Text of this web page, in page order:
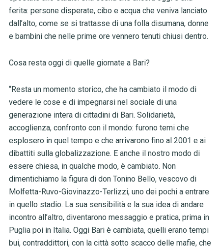
ferita: persone disperate, cibo e acqua che veniva lanciato
dall’alto, come se si trattasse di una folla disumana, donne
e bambini che nelle prime ore vennero tenuti chiusi dentro.
Cosa resta oggi di quelle giornate a Bari?
“Resta un momento storico, che ha cambiato il modo di
vedere le cose e di impegnarsi nel sociale di una
generazione intera di cittadini di Bari. Solidarietà,
accoglienza, confronto con il mondo: furono temi che
esplosero in quel tempo e che arrivarono fino al 2001 e ai
dibattiti sulla globalizzazione. E anche il nostro modo di
essere chiesa, in qualche modo, è cambiato. Non
dimentichiamo la figura di don Tonino Bello, vescovo di
Molfetta-Ruvo-Giovinazzo-Terlizzi, uno dei pochi a entrare
in quello stadio. La sua sensibilità e la sua idea di andare
incontro all’altro, diventarono messaggio e pratica, prima in
Puglia poi in Italia. Oggi Bari è cambiata, quelli erano tempi
bui, contraddittori, con la città sotto scacco delle mafie, che